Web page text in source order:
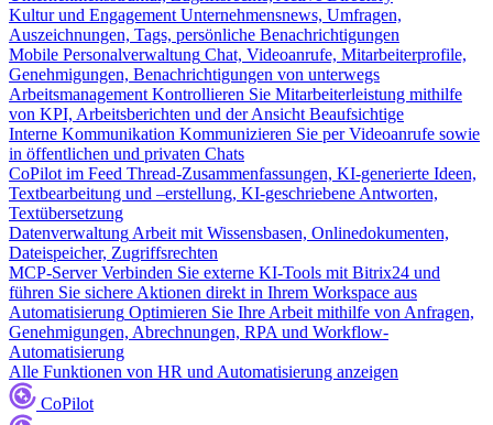
Kultur und Engagement Unternehmensnews, Umfragen,
Auszeichnungen, Tags, persönliche Benachrichtigungen
Mobile Personalverwaltung Chat, Videoanrufe, Mitarbeiterprofile,
Genehmigungen, Benachrichtigungen von unterwegs
Arbeitsmanagement Kontrollieren Sie Mitarbeiterleistung mithilfe
von KPI, Arbeitsberichten und der Ansicht Beaufsichtige
Interne Kommunikation Kommunizieren Sie per Videoanrufe sowie
in öffentlichen und privaten Chats
CoPilot im Feed Thread-Zusammenfassungen, KI-generierte Ideen,
Textbearbeitung und –erstellung, KI-geschriebene Antworten,
Textübersetzung
Datenverwaltung Arbeit mit Wissensbasen, Onlinedokumenten,
Dateispeicher, Zugriffsrechten
MCP-Server Verbinden Sie externe KI-Tools mit Bitrix24 und
führen Sie sichere Aktionen direkt in Ihrem Workspace aus
Automatisierung Optimieren Sie Ihre Arbeit mithilfe von Anfragen,
Genehmigungen, Abrechnungen, RPA und Workflow-
Automatisierung
Alle Funktionen von HR und Automatisierung anzeigen
CoPilot